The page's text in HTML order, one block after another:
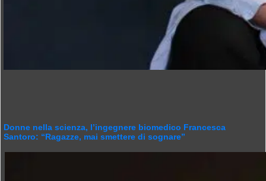
Donne nella scienza, l’ingegnere biomedico Francesca
Santoro: “Ragazze, mai smettere di sognare”